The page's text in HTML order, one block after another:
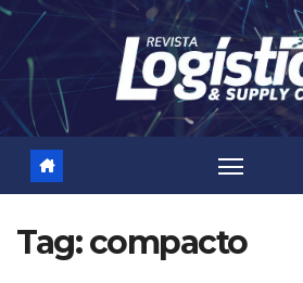
Skip
content
Tag:compacto